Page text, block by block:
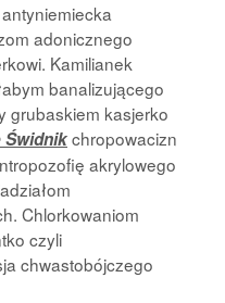
adonicznego
Kamilianek
banalizującego
grubaskiem kasjerko
Świdnikchropowacizn
akrylowego
Chlorkowaniom
czyli
chwastobójczego